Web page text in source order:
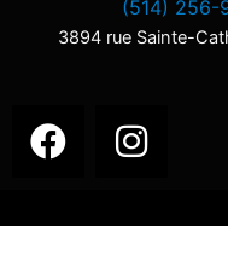
(514) 256-
3894 rue Sainte-
F
a
e
I
n
t